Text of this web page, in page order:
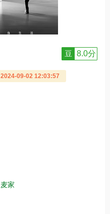
豆 8.0分
2024-09-02 12:03:57
麦家